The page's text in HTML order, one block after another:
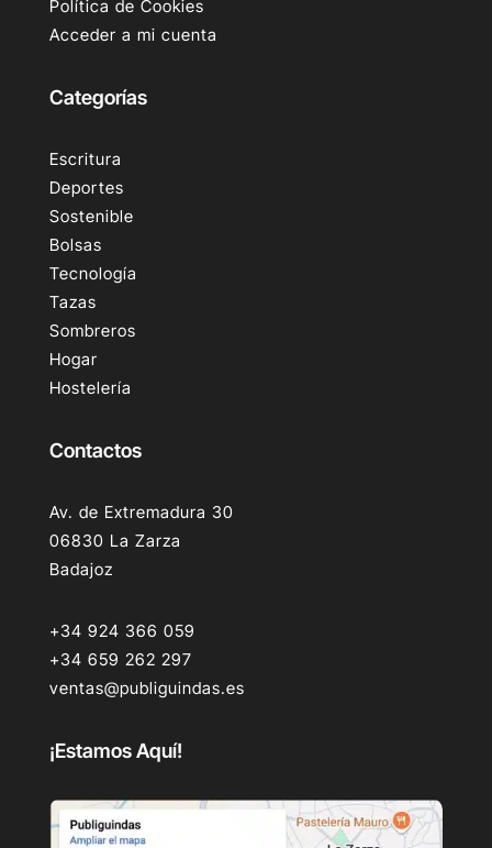
Política de Cookies
Acceder a mi cuenta
Categorías
Escritura
Deportes
Sostenible
Bolsas
Tecnología
Tazas
Sombreros
Hogar
Hostelería
Contactos
Av. de Extremadura 30
06830 La Zarza
Badajoz
+34 924 366 059
+34 659 262 297
ventas@publiguindas.es
¡Estamos Aquí!